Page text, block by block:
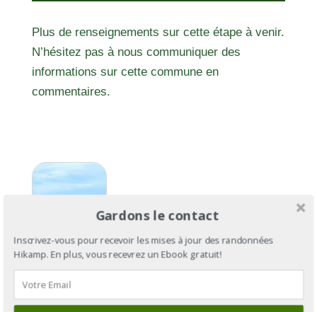
Plus de renseignements sur cette étape à venir.
N’hésitez pas à nous communiquer des
informations sur cette commune en
commentaires.
le tour de
la
Gardons le contact
Inscrivez-vous pour recevoir les mises à jour des randonnées
Hikamp. En plus, vous recevrez un Ebook gratuit!